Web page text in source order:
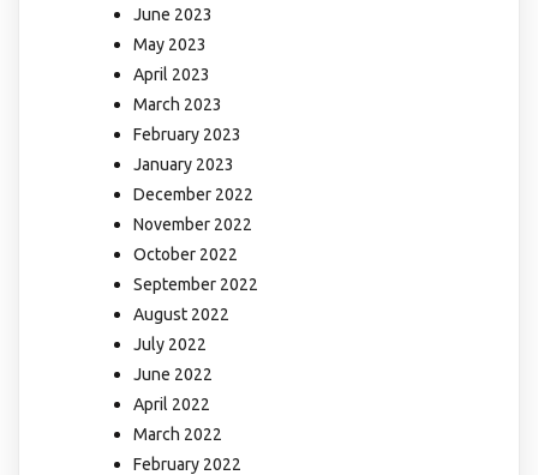
June 2023
May 2023
April 2023
March 2023
February 2023
January 2023
December 2022
November 2022
October 2022
September 2022
August 2022
July 2022
June 2022
April 2022
March 2022
February 2022